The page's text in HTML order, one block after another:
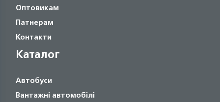
Оптовикам
Патнерам
Контакти
Каталог
Автобуси
Вантажні автомобілі